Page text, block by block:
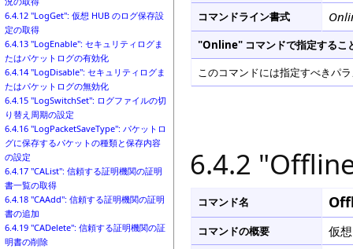
6.4.12 "LogGet": 仮想 HUB のログ保存設
定の取得
6.4.13 "LogEnable": セキュリティログま
たはパケットログの有効化
6.4.14 "LogDisable": セキュリティログま
たはパケットログの無効化
6.4.15 "LogSwitchSet": ログファイルの切
り替え周期の設定
6.4.16 "LogPacketSaveType": パケットロ
グに保存するパケットの種類と保存内容
の設定
6.4.17 "CAList": 信頼する証明機関の証明
書一覧の取得
6.4.18 "CAAdd": 信頼する証明機関の証明
書の追加
6.4.19 "CADelete": 信頼する証明機関の証
明書の削除
コマンドライン書式
"Online" コマンドで指定するこ
このコマンドには指定すべきパ
6.4.2
コマンド名
コマンドの概要 仮